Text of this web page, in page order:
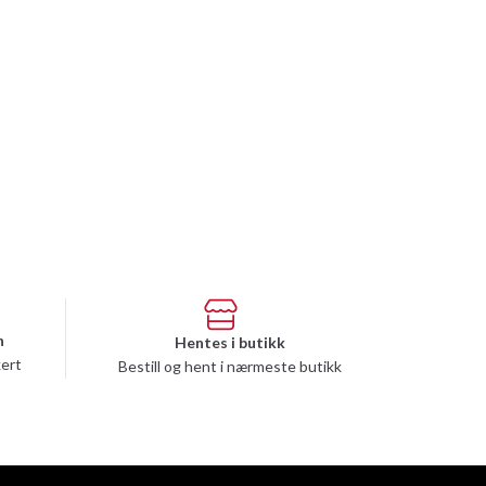
Hentes i butikk
Bestill og hent i nærmeste butikk